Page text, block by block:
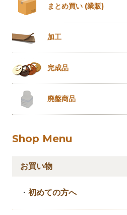
まとめ買い (業販)
加工
完成品
廃盤商品
Shop Menu
お買い物
・初めての方へ